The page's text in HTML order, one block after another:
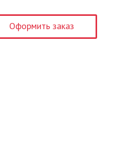
Оформить заказ